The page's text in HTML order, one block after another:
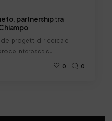
partnership tra
dei progetti di ricerca e
interesse su…
0 0